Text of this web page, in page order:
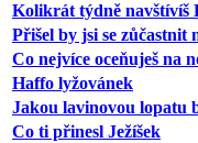
Kolikrát týdně navštívíš
Přišel by jsi se zůčastnit
Co nejvíce oceňuješ na
Haffo lyžovánek
Jakou lavinovou lopatu
Co ti přinesl Ježíšek